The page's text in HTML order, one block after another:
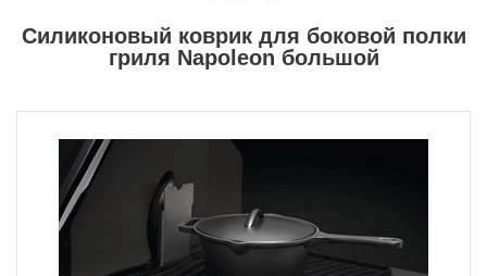
Силиконовый коврик для боковой полки
гриля Napoleon большой